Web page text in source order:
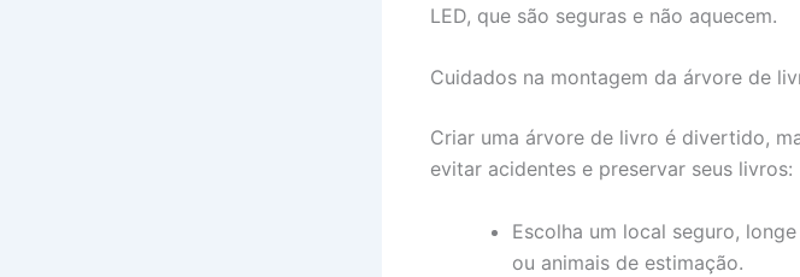
LED, que são seguras e não aquecem.
Cuidados na montagem da árvore de
Criar uma árvore de livro é divertido,
evitar acidentes e preservar seus livros:
Escolha um local seguro,
ou animais de estimação.